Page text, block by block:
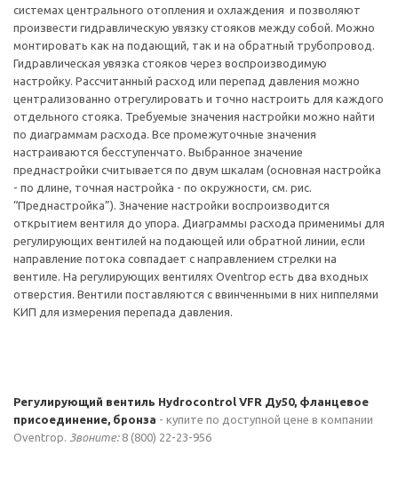
системах центрального отопления и охлаждения и позволяют
произвести гидравлическую увязку стояков между собой. Можно
монтировать как на подающий, так и на обратный трубопровод.
Гидравлическая увязка стояков через воспроизводимую
настройку. Рассчитанный расход или перепад давления можно
централизованно отрегулировать и точно настроить для каждого
отдельного стояка. Требуемые значения настройки можно найти
по диаграммам расхода. Все промежуточные значения
настраиваются бесступенчато. Выбранное значение
преднастройки считывается по двум шкалам (основная настройка
- по длине, точная настройка - по окружности, см. рис.
“Преднастройка”). Значение настройки воспроизводится
открытием вентиля до упора. Диаграммы расхода применимы для
регулирующих вентилей на подающей или обратной линии, если
направление потока совпадает с направлением стрелки на
вентиле. На регулирующих вентилях Oventrop есть два входных
отверстия. Вентили поставляются с ввинченными в них ниппелями
КИП для измерения перепада давления.
Регулирующий вентиль Hydrocontrol VFR Ду50, фланцевое
присоединение, бронза - купите по доступной цене в компании
Oventrop. Звоните:8 (800) 22-23-956